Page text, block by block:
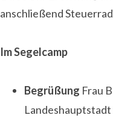
anschließend
Im Segelcamp
Begrüßung Frau
Landeshauptstadt